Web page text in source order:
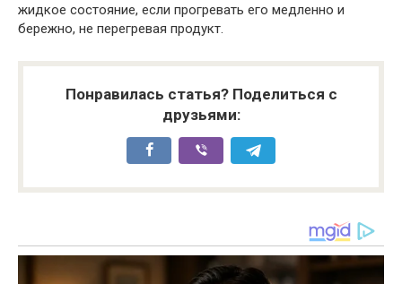
жидкое состояние, если прогревать его медленно и
бережно, не перегревая продукт.
Понравилась статья? Поделиться с
друзьями: